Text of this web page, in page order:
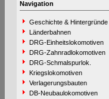
Navigation
Geschichte & Hintergründe
Länderbahnen
DRG-Einheitslokomotiven
DRG-Zahnradlokomotiven
DRG-Schmalspurlok.
Kriegslokomotiven
Verlagerungsbauten
DB-Neubaulokomotiven